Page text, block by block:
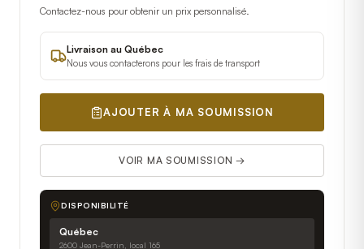
Contactez-nous pour obtenir un prix personnalisé.
Livraison au Québec
Nous vous contacterons pour les frais de transport
AJOUTER À MA SOUMISSION
VOIR MA SOUMISSION →
DISPONIBILITÉ
Québec
2600 Jean-Perrin, local 165